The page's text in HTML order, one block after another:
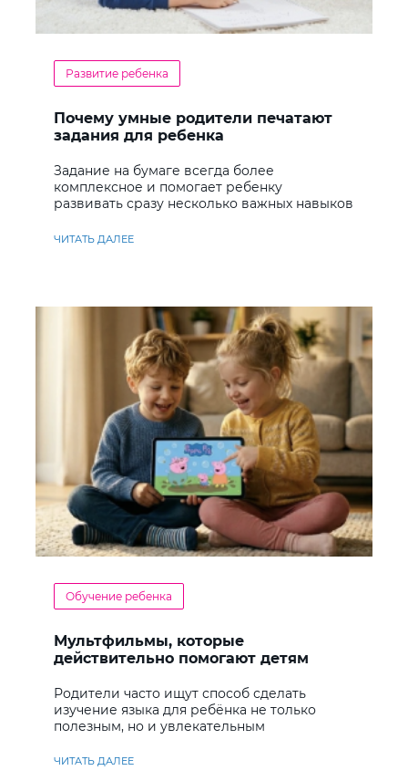
Развитие ребенка
Почему умные родители печатают
задания для ребенка
Задание на бумаге всегда более
комплексное и помогает ребенку
развивать сразу несколько важных навыков
ЧИТАТЬ ДАЛЕЕ
Обучение ребенка
Мультфильмы, которые
действительно помогают детям
Родители часто ищут способ сделать
изучение языка для ребёнка не только
полезным, но и увлекательным
ЧИТАТЬ ДАЛЕЕ